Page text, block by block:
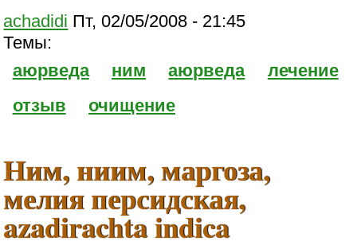
achadidi Пт, 02/05/2008 - 21:45
Темы:
аюрведа
ним аюрведа
лечение
отзыв
очищение
Ним, ниим, маргоза,
мелия персидская,
azadirachta indica